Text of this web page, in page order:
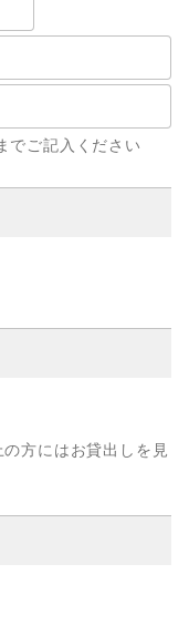
でご記入ください
方にはお貸出しを見